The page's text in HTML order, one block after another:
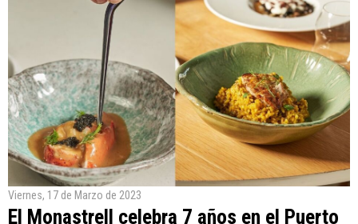
Viernes, 17 de Marzo de 2023
El Monastrell celebra 7 años en el Puerto